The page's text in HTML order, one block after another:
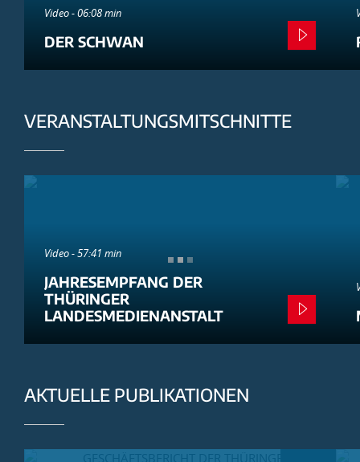
Video - 06:08 min
DER SCHWAN
VERANSTALTUNGSMITSCHNITTE
Video - 57:41 min
JAHRESEMPFANG DER
THÜRINGER
LANDESMEDIENANSTALT
AKTUELLE PUBLIKATIONEN